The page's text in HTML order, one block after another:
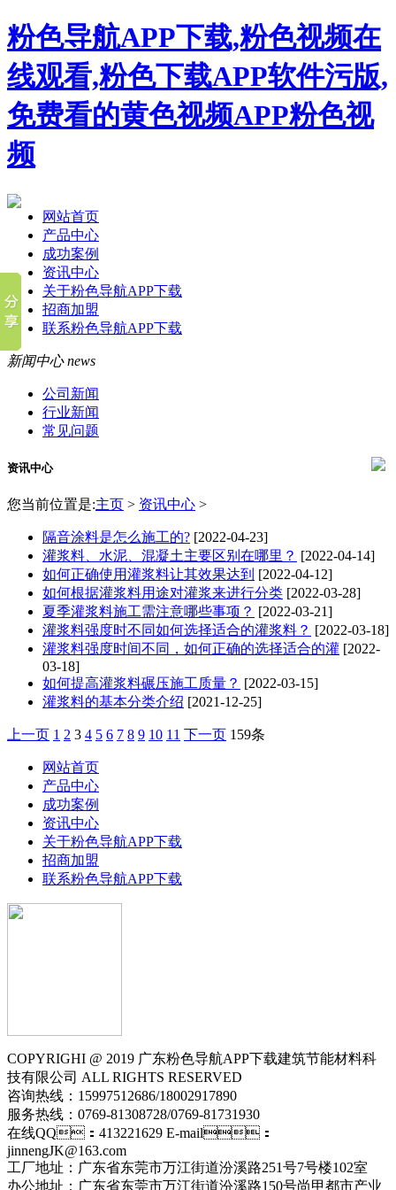
粉色导航APP下载,粉色视频在
线观看,粉色下载APP软件污版,
免费看的黄色视频APP粉色视
频
网站首页
产品中心
成功案例
资讯中心
关于粉色导航APP下载
招商加盟
联系粉色导航APP下载
新闻中心 news
公司新闻
行业新闻
常见问题
资讯中心
您当前位置是:主页 > 资讯中心 >
隔音涂料是怎么施工的? [2022-04-23]
灌浆料、水泥、混凝土主要区别在哪里？ [2022-04-14]
如何正确使用灌浆料让其效果达到 [2022-04-12]
如何根据灌浆料用途对灌浆来进行分类 [2022-03-28]
夏季灌浆料施工需注意哪些事项？ [2022-03-21]
灌浆料强度时不同如何选择适合的灌浆料？ [2022-03-18]
灌浆料强度时间不同，如何正确的选择适合的灌 [2022-
03-18]
如何提高灌浆料碾压施工质量？ [2022-03-15]
灌浆料的基本分类介绍 [2021-12-25]
上一页 1 2 3 4 5 6 7 8 9 10 11 下一页 159条
网站首页
产品中心
成功案例
资讯中心
关于粉色导航APP下载
招商加盟
联系粉色导航APP下载
COPYRIGHI @ 2019 广东粉色导航APP下载建筑节能材料科
技有限公司 ALL RIGHTS RESERVED
咨询热线：15997512686/18002917890
服务热线：0769-81308728/0769-81731930
在线QQ：413221629 E-mail：
jinnengJK@163.com
工厂地址：广东省东莞市万江街道汾溪路251号7号楼102室
办公地址：广东省东莞市万江街道汾溪路150号尚甲都市产业